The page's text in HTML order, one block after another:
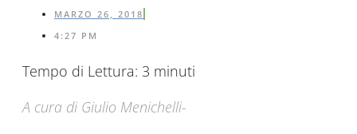
MARZO 26, 2018
4:27 PM
Tempo di Lettura: 3 minuti
A cura di Giulio Menichelli-